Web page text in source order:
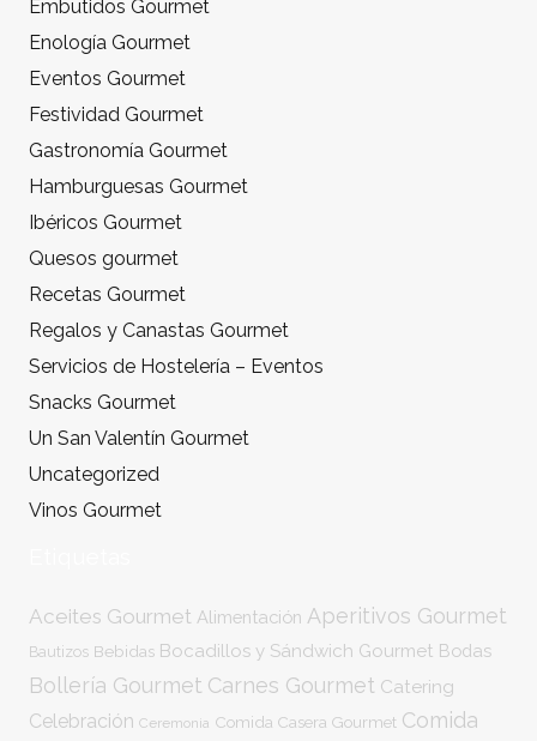
Embutidos Gourmet
Enología Gourmet
Eventos Gourmet
Festividad Gourmet
Gastronomía Gourmet
Hamburguesas Gourmet
Ibéricos Gourmet
Quesos gourmet
Recetas Gourmet
Regalos y Canastas Gourmet
Servicios de Hostelería – Eventos
Snacks Gourmet
Un San Valentín Gourmet
Uncategorized
Vinos Gourmet
Aceites Gourmet Alimentación Aperitivos Gourmet
Bautizos Bebidas Bocadillos y Sándwich Gourmet Bodas
Bollería Gourmet Carnes Gourmet Catering
Celebración Ceremonia Comida Casera Gourmet Comida